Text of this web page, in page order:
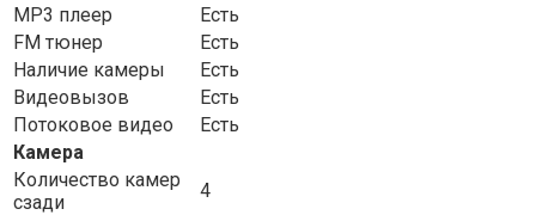
MP3 плеер
Есть
FM тюнер
Есть
Наличие камеры
Есть
Видеовызов
Есть
Потоковое видео
Есть
Камера
Количество камер
сзади
4